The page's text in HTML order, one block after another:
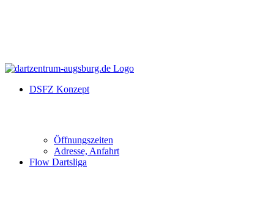
DSFZ Konzept
Öffnungszeiten
Adresse, Anfahrt
Flow Dartsliga